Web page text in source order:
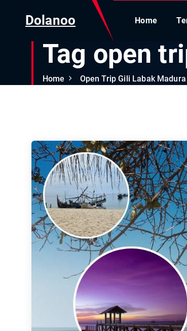
Dolanoo Home
Tag open
Home Open Trip Gili Labak